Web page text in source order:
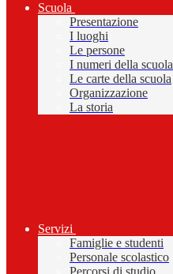
Scuola
Presentazione
I luoghi
Le persone
I numeri della scuola
Le carte della scuola
Organizzazione
La storia
Servizi
Famiglie e studenti
Personale scolastico